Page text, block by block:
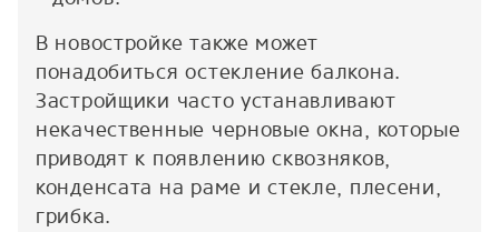
В новостройке также может
понадобиться остекление балкона.
Застройщики часто устанавливают
некачественные черновые окна, которые
приводят к появлению сквозняков,
конденсата на раме и стекле, плесени,
грибка.